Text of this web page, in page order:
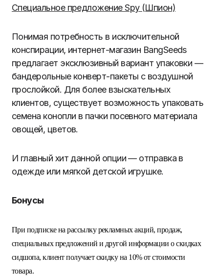
Специальное предложение Spy (Шпион)
Понимая потребность в исключительной
конспирации, интернет-магазин BangSeeds
предлагает эксклюзивный вариант упаковки —
бандерольные конверт-пакеты с воздушной
прослойкой. Для более взыскательных
клиентов, существует возможность упаковать
семена конопли в пачки посевного материала
овощей, цветов.
И главный хит данной опции — отправка в
одежде или мягкой детской игрушке.
Бонусы
При подписке на рассылку рекламных акций, продаж,
специальных предложений и другой информации о скидках
сидшопа, клиент получает скидку на 10% от стоимости
товара.